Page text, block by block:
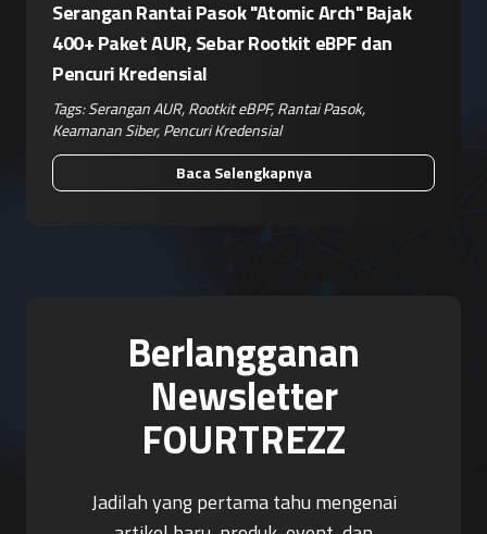
Serangan Rantai Pasok "Atomic Arch" Bajak
400+ Paket AUR, Sebar Rootkit eBPF dan
Pencuri Kredensial
Tags:Serangan AUR,Rootkit eBPF,Rantai Pasok,
Keamanan Siber,Pencuri Kredensial
Baca Selengkapnya
Berlangganan
Newsletter
FOURTREZZ
Jadilah yang pertama tahu mengenai